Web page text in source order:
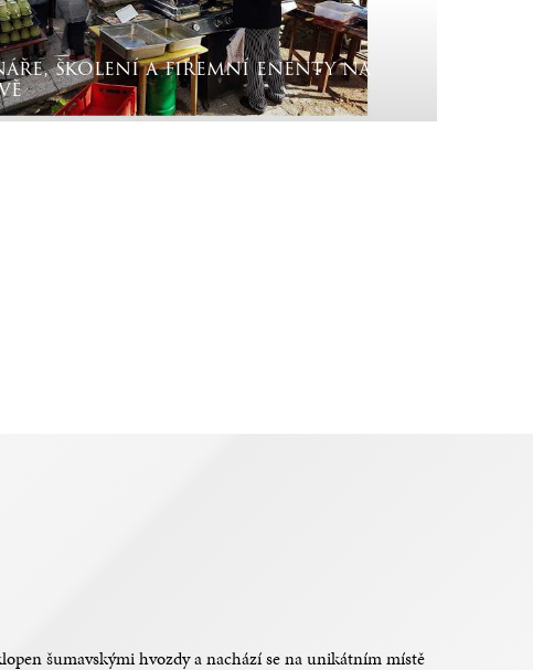
školení a firemní enenty na
šumavskými hvozdy a nachází se na unikátním místě